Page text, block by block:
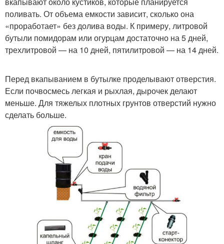
поливать. От объема емкости зависит, сколько она
«проработает» без долива воды. К примеру, литровой
бутыли помидорам или огурцам достаточно на 5 дней,
трехлитровой — на 10 дней, пятилитровой — на 14 дней.
Перед вкапыванием в бутылке проделывают отверстия.
Если почвосмесь легкая и рыхлая, дырочек делают
меньше. Для тяжелых плотных грунтов отверстий нужно
сделать больше.